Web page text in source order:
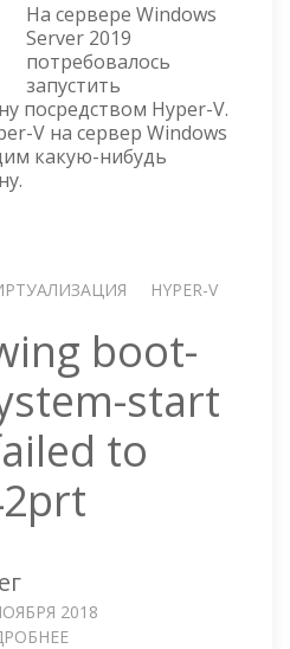
2019
—
РОЛЬ
HYPER-
V
На сервере Windows
Server 2019
потребовалось
запустить
посредством Hyper-V.
V на сервер Windows
какую-нибудь
HYPER-V
boot-
start
to
2018